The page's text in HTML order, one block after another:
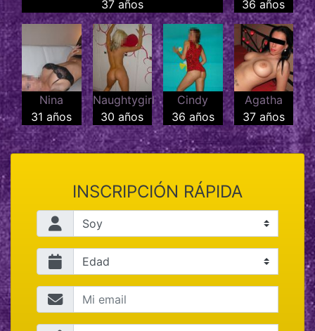
37 años
36 años
Nina
31 años
Naughtygirl
30 años
Cindy
36 años
Agatha
37 años
INSCRIPCIÓN RÁPIDA